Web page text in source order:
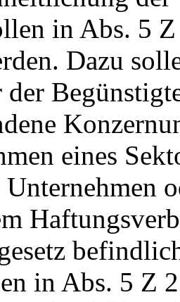
in Abs. 5
Dazu
eines
in Abs. 5 Z